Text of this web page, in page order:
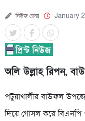
নিউজ ডেক্স January
অলি উল্লাহ রিপন,
পটুয়াখালীর বাউফল
দিয়ে গোসল করে বিএনপি